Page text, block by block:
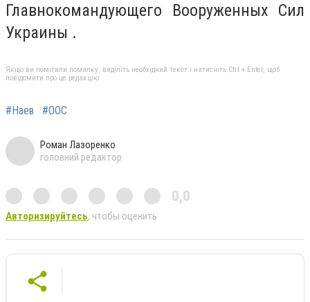
Главнокомандующего Вооруженных Сил
Украины .
Якщо ви помітили помилку, виділіть необхідний текст і натисніть Ctrl + Enter, щоб
повідомити про це редакцію
#Наев #ООС
Роман Лазоренко
головний редактор
0,0
Авторизируйтесь, чтобы оценить